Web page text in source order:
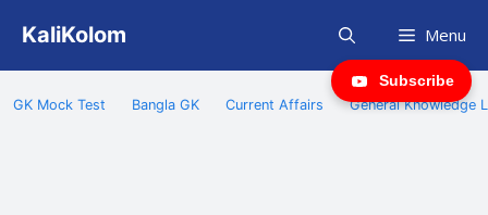
content
KaliKolom Menu
GK Mock Test Bangla GK Current Affairs General Knowledge
Subscribe